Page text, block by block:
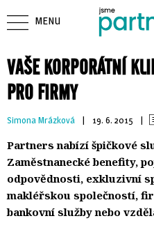
VAŠE KORPORÁTNÍ
PRO FIRMY
Simona Mrázková | 19. 6. 2015 |
Partners nabízí špičkové
Zaměstnanecké benefity,
odpovědnosti, exkluzivní
makléřskou společností,
bankovní služby nebo
MENU